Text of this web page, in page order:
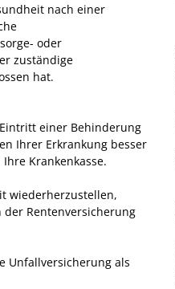
nach einer
oder
zuständige
hat.
einer Behinderung
Ihrer Erkrankung besser
Krankenkasse.
wiederherzustellen,
Rentenversicherung
Unfallversicherung als